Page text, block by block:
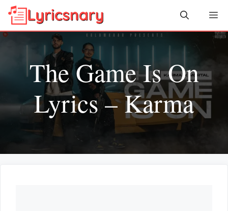
Skip
content
The Game Is On
Lyrics – Karma